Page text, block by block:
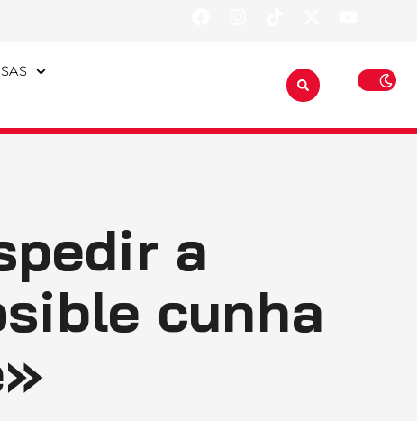
a
cunha